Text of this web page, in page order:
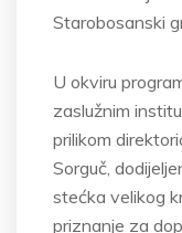
Starobosanski
U okviru
zaslužnim
prilikom
Sorguč,
stećka velikog
priznanje za